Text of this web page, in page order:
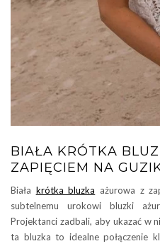
BIAŁA KRÓTKA
ZAPIĘCIEM NA
Biała krótka bluzka ażurowa z
subtelnemu urokowi bluzki
Projektanci zadbali, aby ukazać w
ta bluzka to idealne połączenie